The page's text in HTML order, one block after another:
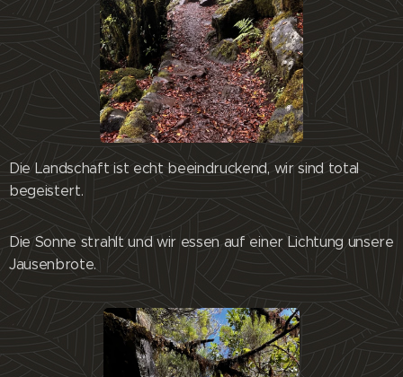
Die Landschaft ist echt beeindruckend, wir sind total
begeistert.
Die Sonne strahlt und wir essen auf einer Lichtung unsere
Jausenbrote.